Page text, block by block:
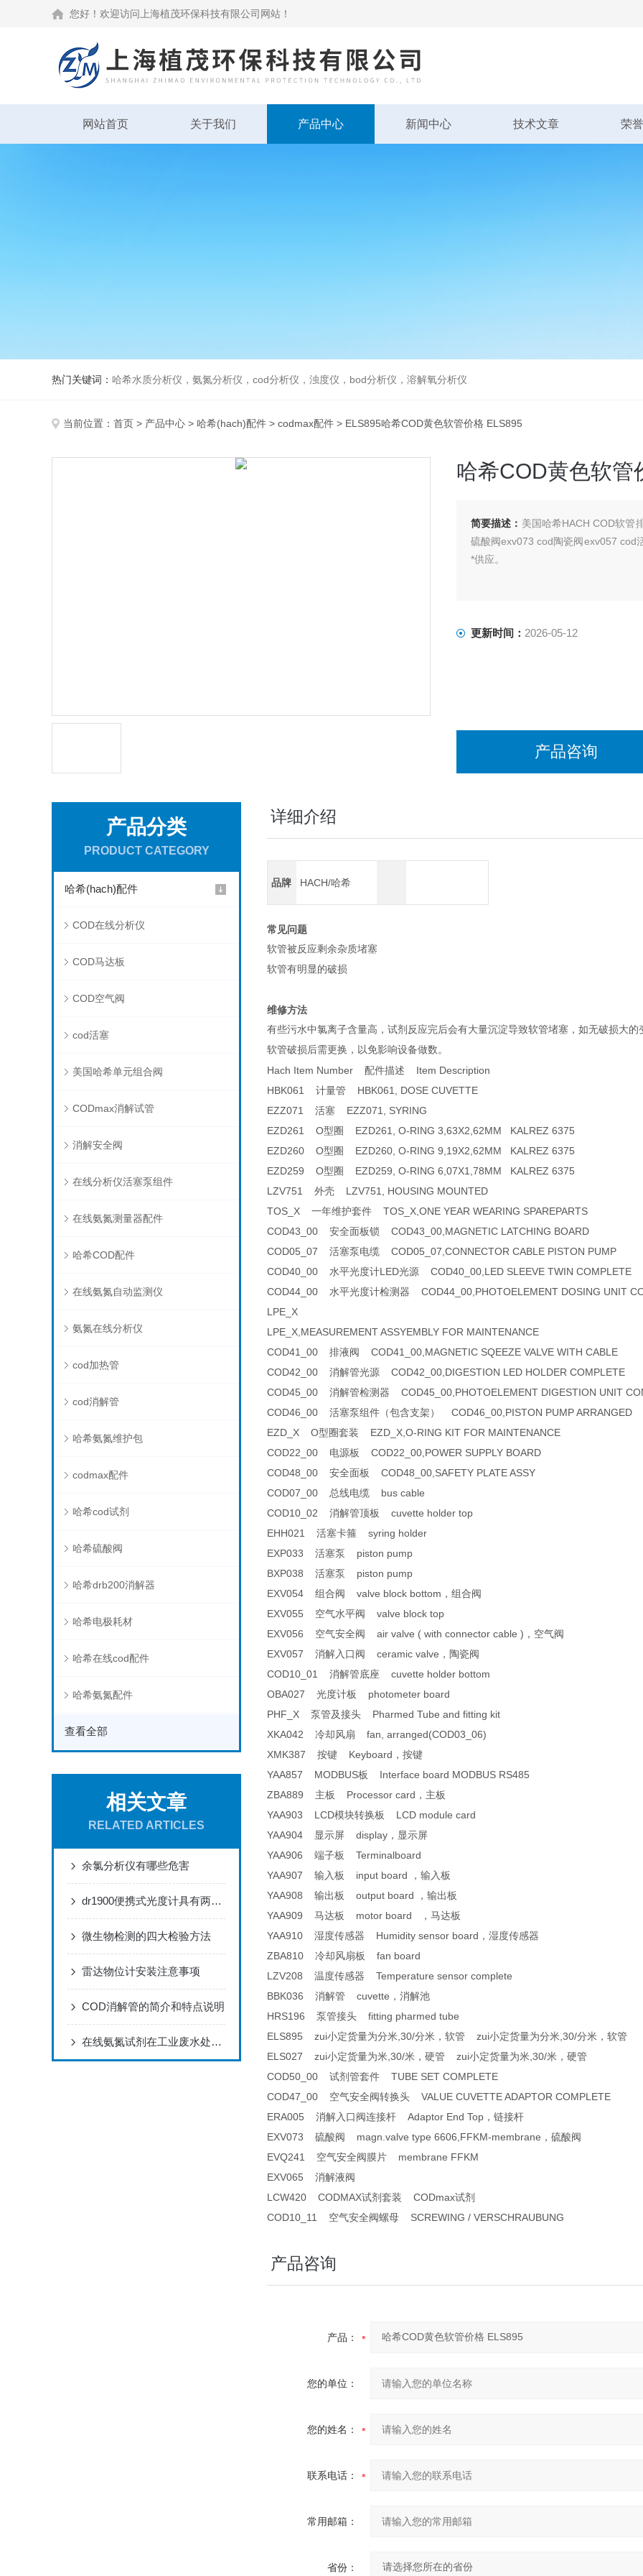
您好！欢迎访问上海植茂环保科技有限公司网站！
网站首页 关于我们 产品中心 新闻中心 技术文章 荣
热门关键词： 哈希水质分析仪，氨氮分析仪，cod分析仪，浊度仪，bod分析仪，溶解氧分析仪
当前位置： 首页 > 产品中心 > 哈希(hach)配件 > codmax配件 > ELS895哈希COD黄色软管价格 ELS895
哈希COD黄色软管
简要描述： 美国哈希HACH COD软管
硫酸阀exv073 cod陶瓷阀exv057 cod
*供应。
更新时间： 2026-05-12
产品咨询
产品分类
PRODUCT CATEGORY
哈希(hach)配件
COD在线分析仪
COD马达板
COD空气阀
cod活塞
美国哈希单元组合阀
CODmax消解试管
消解安全阀
在线分析仪活塞泵组件
在线氨氮测量器配件
哈希COD配件
在线氨氮自动监测仪
氨氮在线分析仪
cod加热管
cod消解管
哈希氨氮维护包
codmax配件
哈希cod试剂
哈希硫酸阀
哈希drb200消解器
哈希电极耗材
哈希在线cod配件
哈希氨氮配件
查看全部
相关文章
RELATED ARTICLES
余氯分析仪有哪些危害
dr1900便携式光度计具有两种供电模式
微生物检测的四大检验方法
雷达物位计安装注意事项
COD消解管的简介和特点说明
在线氨氮试剂在工业废水处理中的应用
详细介绍
品牌 HACH/哈希
常见问题
软管被反应剩余杂质堵塞
软管有明显的破损
维修方法
有些污水中氯离子含量高，试剂反应完后会有大量沉淀导致软管堵塞，如无破损大
软管破损后需更换，以免影响设备做数。
Hach Item Number 配件描述 Item Description
HBK061 计量管 HBK061, DOSE CUVETTE
EZZ071 活塞 EZZ071, SYRING
EZD261 O型圈 EZD261, O-RING 3,63X2,62MM KALREZ 6375
EZD260 O型圈 EZD260, O-RING 9,19X2,62MM KALREZ 6375
EZD259 O型圈 EZD259, O-RING 6,07X1,78MM KALREZ 6375
LZV751 外壳 LZV751, HOUSING MOUNTED
TOS_X 一年维护套件 TOS_X,ONE YEAR WEARING SPAREPARTS
COD43_00 安全面板锁 COD43_00,MAGNETIC LATCHING BOARD
COD05_07 活塞泵电缆 COD05_07,CONNECTOR CABLE PISTON PUMP
COD40_00 水平光度计LED光源 COD40_00,LED SLEEVE TWIN COMPLETE
COD44_00 水平光度计检测器 COD44_00,PHOTOELEMENT DOSING UNIT
LPE_X
LPE_X,MEASUREMENT ASSYEMBLY FOR MAINTENANCE
COD41_00 排液阀 COD41_00,MAGNETIC SQEEZE VALVE WITH CABLE
COD42_00 消解管光源 COD42_00,DIGESTION LED HOLDER COMPLETE
COD45_00 消解管检测器 COD45_00,PHOTOELEMENT DIGESTION UNIT
COD46_00 活塞泵组件（包含支架） COD46_00,PISTON PUMP ARRANGED
EZD_X O型圈套装 EZD_X,O-RING KIT FOR MAINTENANCE
COD22_00 电源板 COD22_00,POWER SUPPLY BOARD
COD48_00 安全面板 COD48_00,SAFETY PLATE ASSY
COD07_00 总线电缆 bus cable
COD10_02 消解管顶板 cuvette holder top
EHH021 活塞卡箍 syring holder
EXP033 活塞泵 piston pump
BXP038 活塞泵 piston pump
EXV054 组合阀 valve block bottom，组合阀
EXV055 空气水平阀 valve block top
EXV056 空气安全阀 air valve ( with connector cable )，空气阀
EXV057 消解入口阀 ceramic valve，陶瓷阀
COD10_01 消解管底座 cuvette holder bottom
OBA027 光度计板 photometer board
PHF_X 泵管及接头 Pharmed Tube and fitting kit
XKA042 冷却风扇 fan, arranged(COD03_06)
XMK387 按键 Keyboard，按键
YAA857 MODBUS板 Interface board MODBUS RS485
ZBA889 主板 Processor card，主板
YAA903 LCD模块转换板 LCD module card
YAA904 显示屏 display，显示屏
YAA906 端子板 Terminalboard
YAA907 输入板 input board ，输入板
YAA908 输出板 output board ，输出板
YAA909 马达板 motor board ，马达板
YAA910 湿度传感器 Humidity sensor board，湿度传感器
ZBA810 冷却风扇板 fan board
LZV208 温度传感器 Temperature sensor complete
BBK036 消解管 cuvette，消解池
HRS196 泵管接头 fitting pharmed tube
ELS895 zui小定货量为分米,30/分米，软管 zui小定货量为分米,30/分米，软管
ELS027 zui小定货量为米,30/米，硬管 zui小定货量为米,30/米，硬管
COD50_00 试剂管套件 TUBE SET COMPLETE
COD47_00 空气安全阀转换头 VALUE CUVETTE ADAPTOR COMPLETE
ERA005 消解入口阀连接杆 Adaptor End Top，链接杆
EXV073 硫酸阀 magn.valve type 6606,FFKM-membrane，硫酸阀
EVQ241 空气安全阀膜片 membrane FFKM
EXV065 消解液阀
LCW420 CODMAX试剂套装 CODmax试剂
COD10_11 空气安全阀螺母 SCREWING / VERSCHRAUBUNG
产品咨询
产品：
您的单位：
您的姓名：
联系电话：
常用邮箱：
省份：